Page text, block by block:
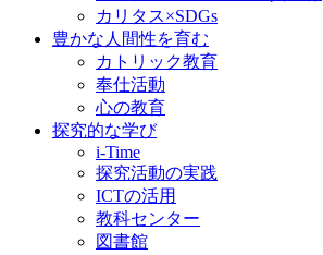
カリタス×SDGs
豊かな人間性を育む
カトリック教育
奉仕活動
心の教育
探究的な学び
i-Time
探究活動の実践
ICTの活用
教科センター
図書館